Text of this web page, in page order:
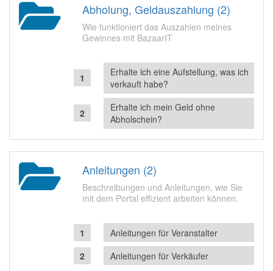
Abholung, Geldauszahlung (2)
Wie funktioniert das Auszahlen meines
Gewinnes mit BazaarIT
Erhalte ich eine Aufstellung, was ich
verkauft habe?
Erhalte ich mein Geld ohne
Abholschein?
Anleitungen (2)
Beschreibungen und Anleitungen, wie Sie
mit dem Portal effizient arbeiten können.
Anleitungen für Veranstalter
Anleitungen für Verkäufer